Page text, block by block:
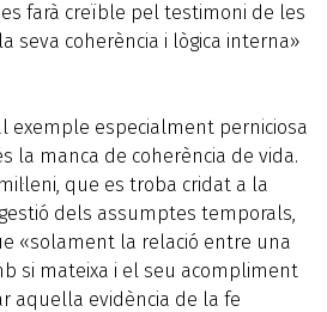
farà creïble pel testimoni de les
seva coherència i lògica interna»
exemple especialment perniciosa
la manca de coherència de vida.
que es troba cridat a la
dels assumptes temporals,
«solament la relació entre una
si mateixa i el seu acompliment
aquella evidència de la fe